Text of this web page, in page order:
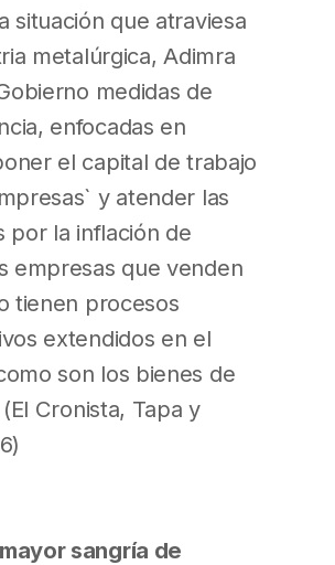
situación que atraviesa
metalúrgica, Adimra
medidas de
enfocadas en
el capital de trabajo
y atender las
por la inflación de
empresas que venden
tienen procesos
extendidos en el
son los bienes de
Cronista, Tapa y
sangría de